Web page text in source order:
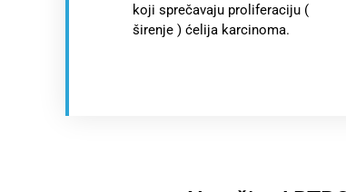
koji sprečavaju proliferaciju (
širenje ) ćelija karcinoma.